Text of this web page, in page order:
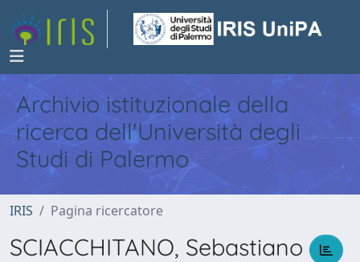
Archivio istituzionale della
ricerca dell'Università degli
Studi di Palermo
IRIS Pagina ricercatore
SCIACCHITANO, Sebastiano